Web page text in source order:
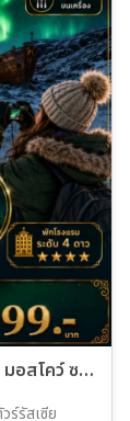
ทัวร์รัสเซีย ล่าแสงเหนือมูร์มันสค์ เที่ยวเต็มจุใจ มอสโคว์ ซากอร์ส 7วัน 5คืน (WY)
ร์รัสเซีย